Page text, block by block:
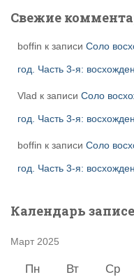
Свежие
boffin к записи Соло
год. Часть 3-я:
Vlad к записи Соло
год. Часть 3-я:
boffin к записи Соло
год. Часть 3-я:
Календарь
Март 2025
Пн Вт Ср